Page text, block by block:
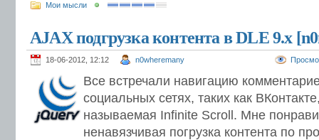
Мои мысли
AJAX подгрузка контента в DLE 9.х
18-06-2012, 12:12 n0wheremany
Все встречали навигацию
социальных сетях, таких как
называемая Infinite Scroll. Мне
ненавязчивая погрузка контента по